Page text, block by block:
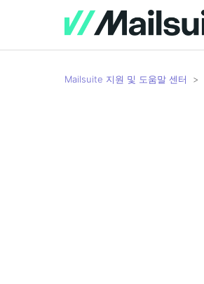
Mailsuite 지원 및 도움말 센터